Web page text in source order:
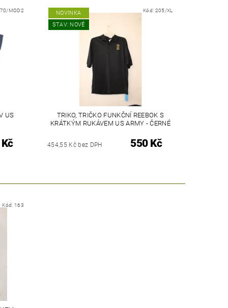
MOD2
US
NOVINKA
STAV: NOVÉ
Kód: 205/XL
TRIKO, TRIČKO FUNKČNÍ REEBOK S
KRÁTKÝM RUKÁVEM US ARMY - ČERNÉ
454,55 Kč bez DPH 550 Kč
Kód: 163